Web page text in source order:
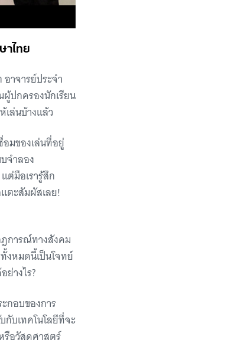
าไทย
าจารย์ประจำ
ผู้ปกครองนักเรียน
ล่นบ้างแล้ว
อมของเล่นที่อยู่
จำลอง
ต่มือเรารู้สึก
ตะสัมผัสเลย!
ฎการณ์ทางสังคม
งหมดนี้เป็นโจทย์
ย่างไร?
กอบของการ
กับเทคโนโลยีที่จะ
รือวัสดุศาสตร์